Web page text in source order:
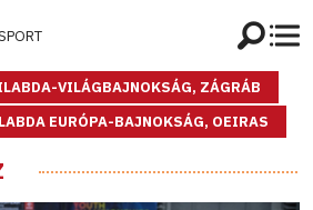
VILÁGBAJNOKSÁG, ZÁGRÁB
EURÓPA-BAJNOKSÁG, OEIRAS